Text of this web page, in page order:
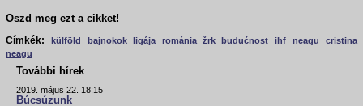
Oszd meg ezt a cikket!
Címkék:
külföld bajnokok ligája románia žrk budućnost ihf neagu
cristina
neagu
További hírek
2019. május 22. 18:15
Búcsúzunk